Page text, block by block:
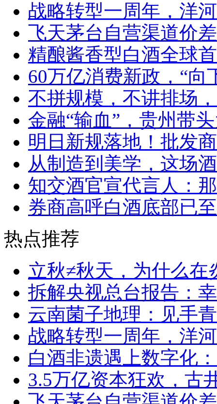
战略转型一周年，洋
飞天茅台自营渠道价
精酿酱香型白酒全球
60万亿消费新政，“向
不拼规模，不讲排场
金融“输血”，贵州带
明日新规落地！批发
从制造到美学，这场
知交酒官宣代言人：
券商高呼白酒底部已
热点推荐
立秋≠秋天，为什么在
拆解央视总台报告：
云南菌子地理：见手
战略转型一周年，洋
白酒非遗遇上数字化
3.5万亿资本狂欢，古